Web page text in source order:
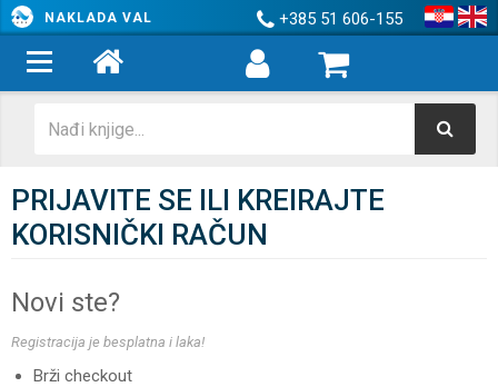
NAKLADA VAL +385 51 606-155
PRIJAVITE SE ILI KREIRAJTE
KORISNIČKI RAČUN
Novi ste?
Registracija je besplatna i laka!
Brži checkout